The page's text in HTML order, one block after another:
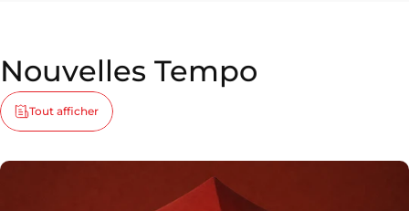
Nouvelles Tempo
Tout afficher